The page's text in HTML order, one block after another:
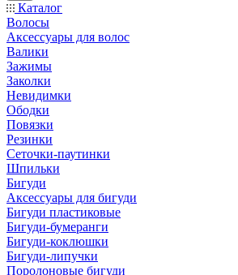
Каталог
Волосы
Аксессуары для волос
Валики
Зажимы
Заколки
Невидимки
Ободки
Повязки
Резинки
Сеточки-паутинки
Шпильки
Бигуди
Аксессуары для бигуди
Бигуди пластиковые
Бигуди-бумеранги
Бигуди-коклюшки
Бигуди-липучки
Поролоновые бигуди